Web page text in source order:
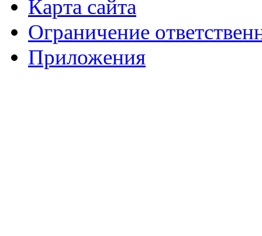
Карта сайта
Ограничение
Приложения